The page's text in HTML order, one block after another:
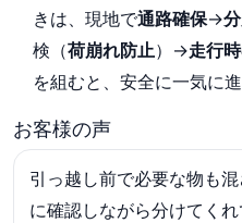
きは、現地で通路確保→
検（荷崩れ防止）→走行
を組むと、安全に一気に
お客様の声
引っ越し前で必要な物も
に確認しながら分けてく